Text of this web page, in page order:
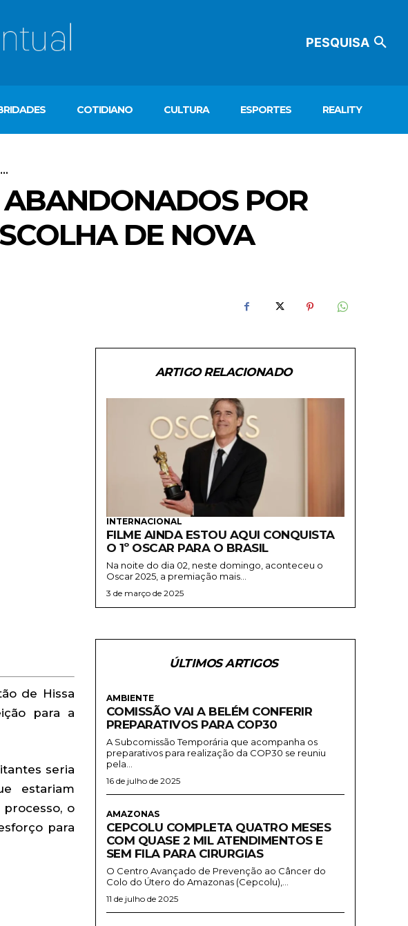
PESQUISA
COTIDIANO CULTURA ESPORTES REALITY
POR
DE NOVA
ARTIGO RELACIONADO
INTERNACIONAL
FILME AINDA ESTOU AQUI CONQUISTA
O 1º OSCAR PARA O BRASIL
Na noite do dia 02, neste domingo, aconteceu o
Oscar 2025, a premiação mais...
3 de março de 2025
de Hissa
para a
seria
estariam
o
para
ÚLTIMOS ARTIGOS
AMBIENTE
COMISSÃO VAI A BELÉM CONFERIR
PREPARATIVOS PARA COP30
A Subcomissão Temporária que acompanha os
preparativos para realização da COP30 se reuniu
pela...
16 de julho de 2025
AMAZONAS
CEPCOLU COMPLETA QUATRO MESES
COM QUASE 2 MIL ATENDIMENTOS E
SEM FILA PARA CIRURGIAS
O Centro Avançado de Prevenção ao Câncer do
Colo do Útero do Amazonas (Cepcolu),...
11 de julho de 2025